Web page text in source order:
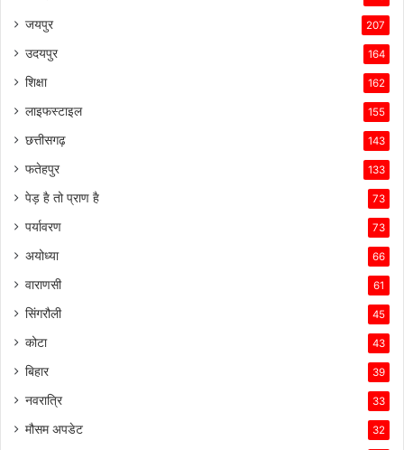
जयपुर 207
उदयपुर 164
शिक्षा 162
लाइफस्टाइल 155
छत्तीसगढ़ 143
फतेहपुर 133
पेड़ है तो प्राण है 73
पर्यावरण 73
अयोध्या 66
वाराणसी 61
सिंगरौली 45
कोटा 43
बिहार 39
नवरात्रि 33
मौसम अपडेट 32